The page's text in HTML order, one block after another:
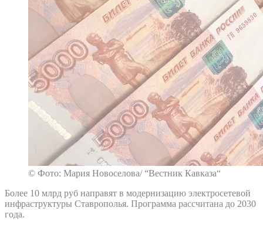
© Фото: Мария Новоселова/ “Вестник Кавказа“
Более 10 млрд руб направят в модернизацию электросетевой
инфраструктуры Ставрополья. Программа рассчитана до 2030
года.